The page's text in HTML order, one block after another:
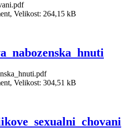
Velikost: 264,15 kB
Velikost: 304,51 kB